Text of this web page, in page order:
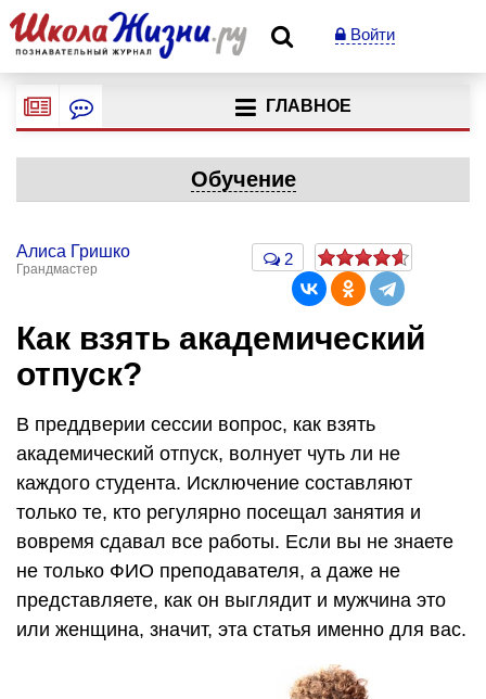
Войти
ГЛАВНОЕ
Обучение
Алиса Гришко
Грандмастер
2
Как взять академический
отпуск?
В преддверии сессии вопрос, как взять
академический отпуск, волнует чуть ли не
каждого студента. Исключение составляют
только те, кто регулярно посещал занятия и
вовремя сдавал все работы. Если вы не знаете
не только ФИО преподавателя, а даже не
представляете, как он выглядит и мужчина это
или женщина, значит, эта статья именно для вас.